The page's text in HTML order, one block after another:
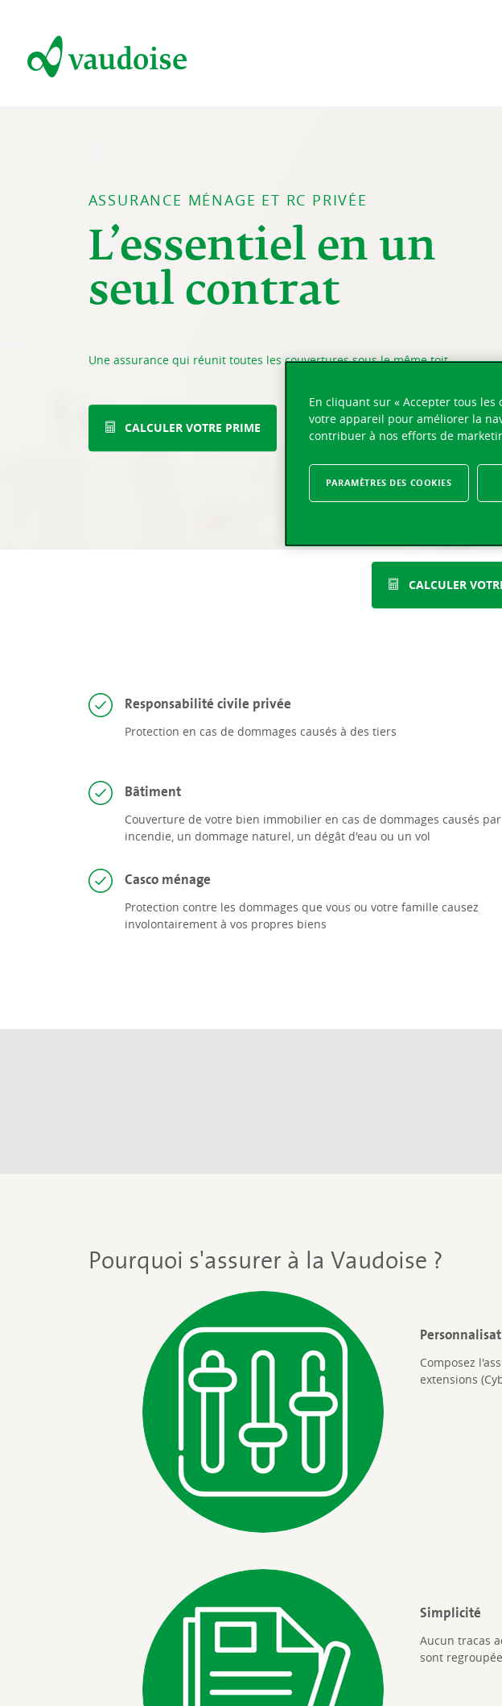
ASSURANCE MÉNAGE ET RC PRIVÉE
L’essentiel en un
seul contrat
Une assurance qui réunit toutes les couvertures sous le même toit.
CALCULER VOTRE PRIME VOS PROJETS DE VIE
CALCULER
Responsabilité civile privée
Protection en cas de dommages causés à des tiers
Bâtiment
Couverture de votre bien immobilier en cas de dommages causés
incendie, un dommage naturel, un dégât d'eau ou un vol
Casco ménage
Protection contre les dommages que vous ou votre famille causez
involontairement à vos propres biens
Pourquoi s'assurer à la Vaudoise ?
Composez
extensions
Simplicité
Aucun tracas
sont
En cliquant sur « Accepter tous les
votre appareil pour améliorer la
contribuer à nos efforts de
PARAMÈTRES DES COOKIES